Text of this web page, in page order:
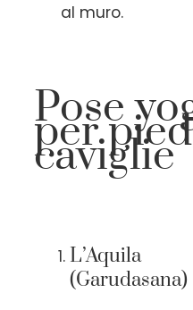
al muro.
Pose
per
caviglie
L’Aquila
(Garudasana)